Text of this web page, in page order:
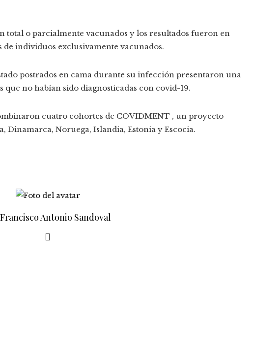
total o parcialmente vacunados y los resultados fueron en
de individuos exclusivamente vacunados.
postrados en cama durante su infección presentaron una
que no habían sido diagnosticadas con covid-19.
cuatro cohortes de COVIDMENT , un proyecto
Dinamarca, Noruega, Islandia, Estonia y Escocia.
Antonio Sandoval